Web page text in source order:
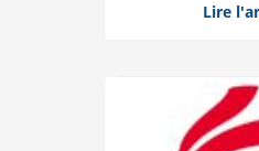
Lire